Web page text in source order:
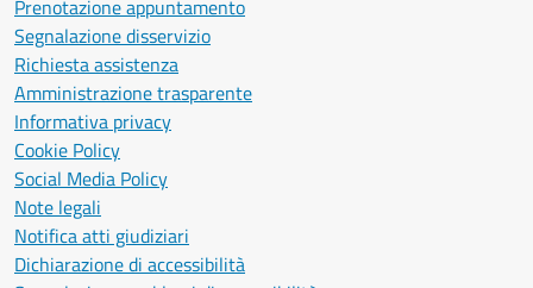
Prenotazione appuntamento
Segnalazione disservizio
Richiesta assistenza
Amministrazione trasparente
Informativa privacy
Cookie Policy
Social Media Policy
Note legali
Notifica atti giudiziari
Dichiarazione di accessibilità